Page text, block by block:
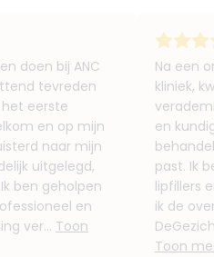
doen bij ANC
tevreden
eerste
en op mijn
naar mijn
uitgelegd,
ben geholpen
en
ver... Toon
Na een
kliniek,
en
past. Ik
lipfillers
ik de
Toon